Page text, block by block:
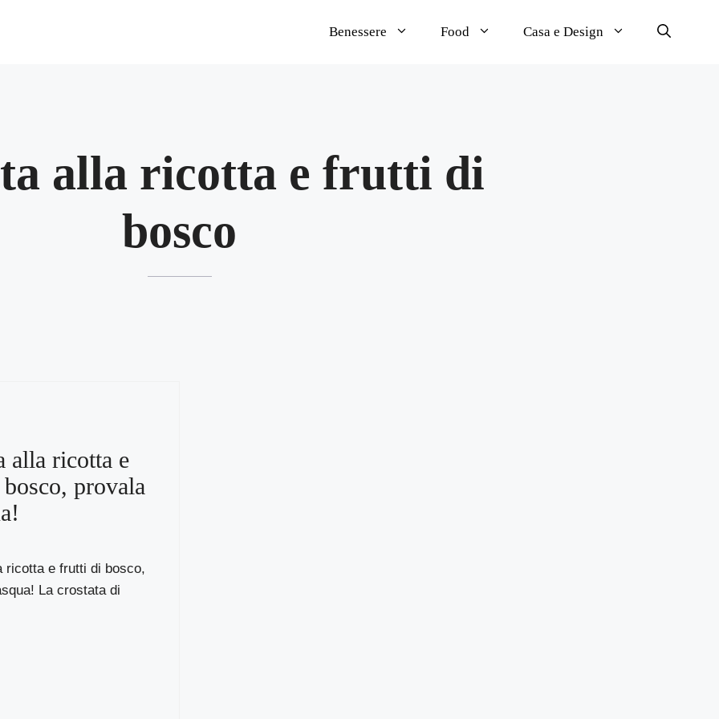
Benessere Food Casa e Design
alla ricotta e frutti di
bosco
alla ricotta e
provala
ricotta e frutti di bosco,
La crostata di